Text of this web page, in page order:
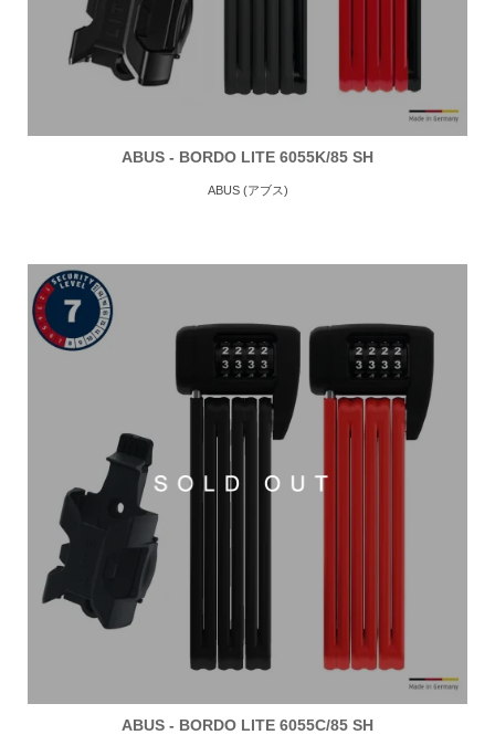
ABUS - BORDO LITE 6055K/85 SH
ABUS (アブス)
ABUS - BORDO LITE 6055C/85 SH